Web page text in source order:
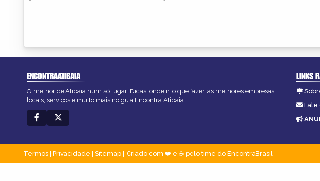
ENCONTRAATIBAIA
O melhor de Atibaia num só lugar! Dicas, onde ir, o que fazer, as melhores empresas,
locais, serviços e muito mais no guia Encontra Atibaia.
LINKS
Fale
Termos Privacidade Sitemap Criado com ❤️ e ☕ pelo time do EncontraBrasil